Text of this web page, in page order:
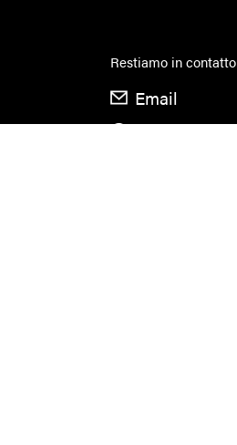
Restiamo in contatto
Email
Facebook